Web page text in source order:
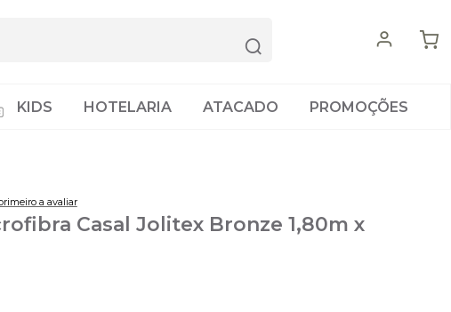
KIDS HOTELARIA ATACADO PROMOÇÕES
a avaliar
Casal Jolitex Bronze 1,80m x